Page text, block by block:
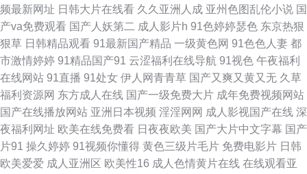
91黑丝在线 超碰人一本道 久久人人超碰 日韩A片性爱网站 在线播放黑丝高
潮 国产操美女 日本超碰97 91工厂小视频 国产肛交在线视频 日本变态视频
亚洲成人免费电影 av福利网在线 国内久久 欧美骚网 制服丝袜另类 成人18精
品网站 久草姿源站 91拍拍视频 久久国产三级久久 天堂网wwwaa 91视频中
文字幕 国产干逼的 欧洲人妖内射 91国产色情 欧美日韩111 做爱91视频 国产
频最新网址 日韩大片在线看 久久亚洲人成 亚州色图乱伦小说 国
产va免费观看 国产人妖第二 成人影片h 91色婷婷瑟色 东京热狠
狠草 日韩精品观看 91最新国产精品 一级黄色网 91色色人妻 都
市激情婷婷 91精品国产91 云涩福利在线导航 91视色 午夜福利
在线网站 91直播 91处女 伊人网青青草 国产又爽又黄又无 久草
福利资源网 东方成人在线 国产一级免费大片 成年免费视频网站
国产在线播放网站 亚洲日本视频 淫淫网网 成人影视国产在线 深
夜福利网址 欧美在线免费看 日夜夜欧美 国产大片中文字幕 国产
片91 操久婷婷 91视频你懂得 黄色三级片毛片 免费电影片 日韩
欧美爱爱 成人亚洲区 欧美性16 成人色情黄片在线 在线观看亚